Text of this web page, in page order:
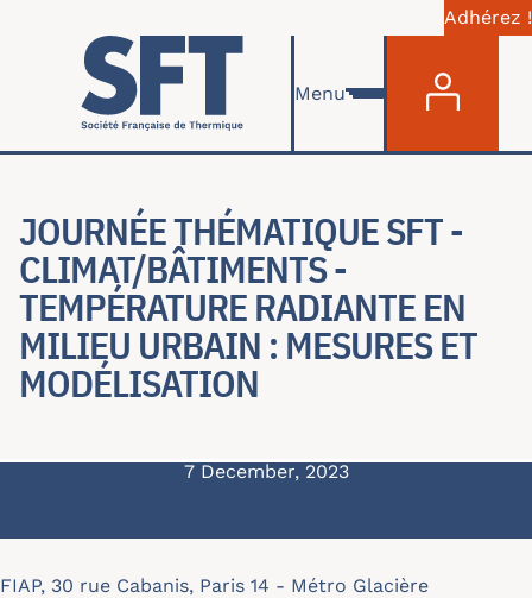
Skip to main content
Adhérez !
Menu
JOURNÉE THÉMATIQUE SFT -
CLIMAT/BÂTIMENTS -
TEMPÉRATURE RADIANTE EN
MILIEU URBAIN : MESURES ET
MODÉLISATION
7 December, 2023
FIAP, 30 rue Cabanis, Paris 14 - Métro Glacière